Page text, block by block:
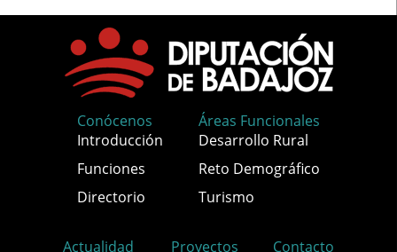
Conócenos
Introducción
Funciones
Directorio
Áreas Funcionales
Desarrollo Rural
Reto Demográfico
Turismo
Actualidad Proyectos Contacto